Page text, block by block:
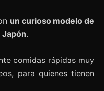
un curioso modelo de
Japón.
comidas rápidas muy
para quienes tienen